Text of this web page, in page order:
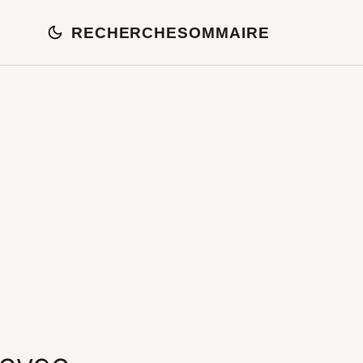
RECHERCHESOMMAIRE